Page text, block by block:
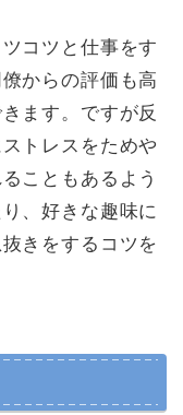
コツと仕事をす
からの評価も高
ます。ですが反
トレスをためや
こともあるよう
、好きな趣味に
きをするコツを